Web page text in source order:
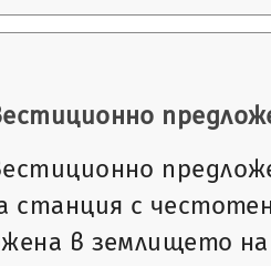
станция с
в землището